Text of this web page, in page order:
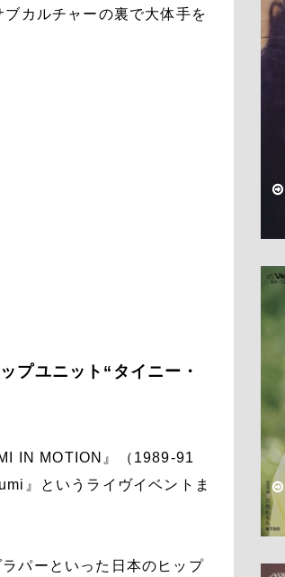
カルチャーの裏で大体手を
プユニット“タイニー・
IN MOTION』（1989-91
』というライヴイベントま
パーといった日本のヒップ